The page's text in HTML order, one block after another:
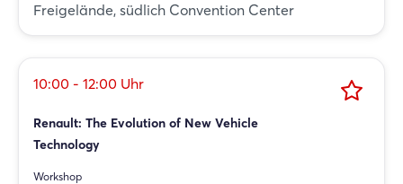
Freigelände, südlich Convention Center
10:00 - 12:00 Uhr
Renault: The Evolution of New Vehicle
Technology
Workshop